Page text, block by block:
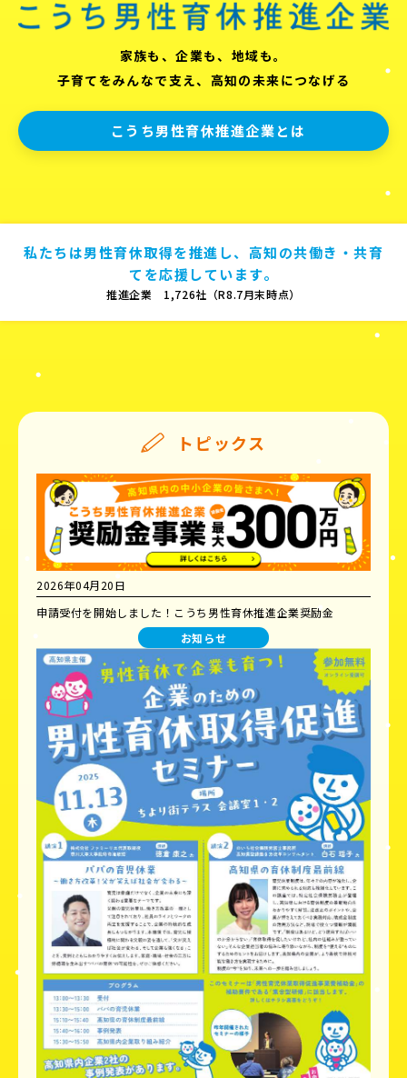
家族も、企業も、地域も。
子育てをみんなで支え、高知の未来につなげる
こうち男性育休推進企業とは
私たちは男性育休取得を推進し、高知の共働き・共育
てを応援しています。
推進企業 1,726社（R8.7月末時点）
トピックス
2026年04月20日
申請受付を開始しました！こうち男性育休推進企業奨励金
お知らせ